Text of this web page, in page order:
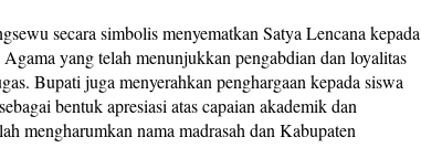
secara simbolis menyematkan Satya Lencana kepada
yang telah menunjukkan pengabdian dan loyalitas
Bupati juga menyerahkan penghargaan kepada siswa
bentuk apresiasi atas capaian akademik dan
mengharumkan nama madrasah dan Kabupaten